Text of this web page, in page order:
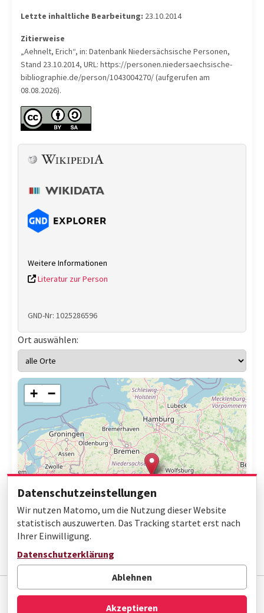
Letzte inhaltliche Bearbeitung: 23.10.2014
Zitierweise
„Aehnelt, Erich“, in: Datenbank Niedersächsische Personen,
Stand 23.10.2014, URL: https://personen.niedersaechsische-
bibliographie.de/person/1043004270/ (aufgerufen am
08.08.2026).
Weitere Informationen
Literatur zur Person
GND-Nr: 1025286596
Ort auswählen:
+ −
Impressum Datenschutz
Barrierefreiheit
© Gottfried Wilhelm Leibniz Bibliothek
Datenschutzeinstellungen
Wir nutzen Matomo, um die Nutzung dieser Website
statistisch auszuwerten. Das Tracking startet erst nach
Ihrer Einwilligung.
Datenschutzerklärung
Ablehnen
Akzeptieren